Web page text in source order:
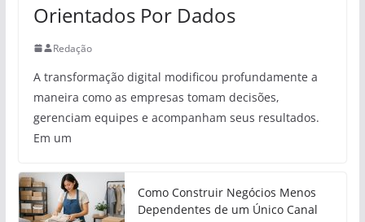
Orientados Por Dados
Redação
A transformação digital modificou profundamente a
maneira como as empresas tomam decisões,
gerenciam equipes e acompanham seus resultados.
Em um
Como Construir Negócios Menos
Dependentes de um Único Canal